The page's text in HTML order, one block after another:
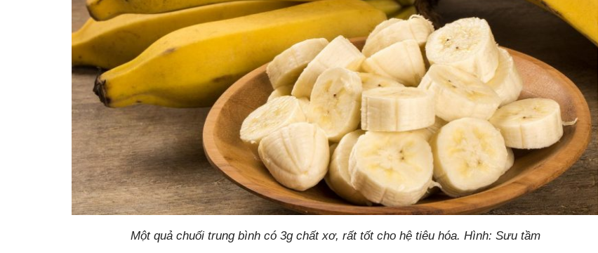
Một quả chuối trung bình có 3g chất xơ, rất tốt cho hệ tiêu hóa. Hình: Sưu tầm